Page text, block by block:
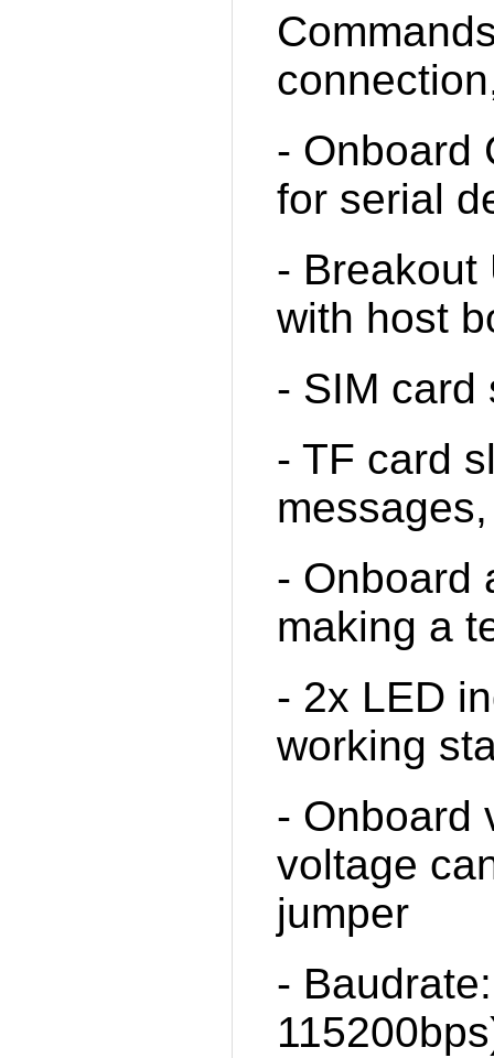
- Onboard
for serial
- Breakout
with host
- SIM card
- TF card
- Onboard
making a
- 2x LED
working
- Onboard
voltage
jumper
-